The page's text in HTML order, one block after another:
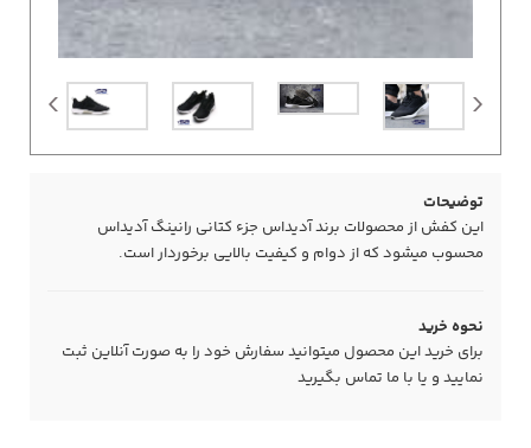
توضیحات
این کفش از محصولات برند آدیداس جزء کتانی رانینگ آدیداس
محسوب میشود که از دوام و کیفیت بالایی برخوردار است.
نحوه خرید
برای خرید این محصول میتوانید سفارش خود را به صورت آنلاین ثبت
نمایید و یا با ما تماس بگیرید